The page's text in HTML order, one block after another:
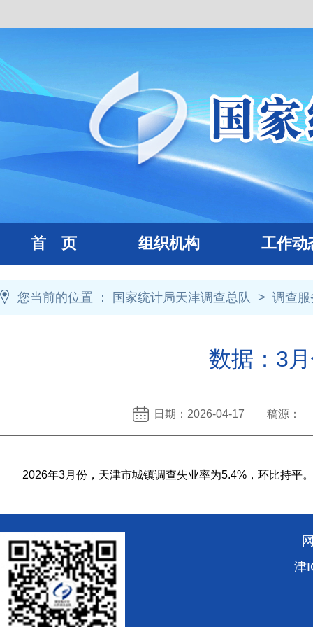
首 页 组织机构 工作动
您当前的位置 ： 国家统计局天津调查总队 > 调查服
数据：3
日期：2026-04-17 稿源：
2026年3月份，天津市城镇调查失业率为5.4%，环比持平
津